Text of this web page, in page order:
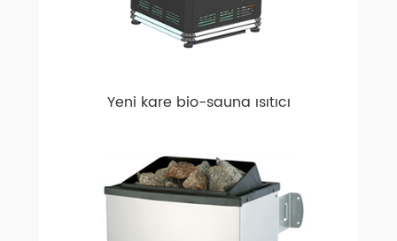
Yeni kare bio-sauna ısıtıcı